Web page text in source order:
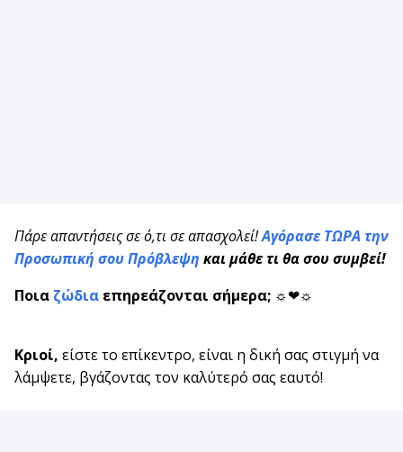
Πάρε απαντήσεις σε ό,τι σε απασχολεί!Αγόρασε ΤΩΡΑ την
Προσωπική σου Πρόβλεψη και μάθε τι θασου συμβεί!
Ποια ζώδια επηρεάζονται σήμερα; ☼❤☼
Κριοί, είστε το επίκεντρο, είναι η δική σας στιγμή να
λάμψετε, βγάζοντας τον καλύτερό σας εαυτό!